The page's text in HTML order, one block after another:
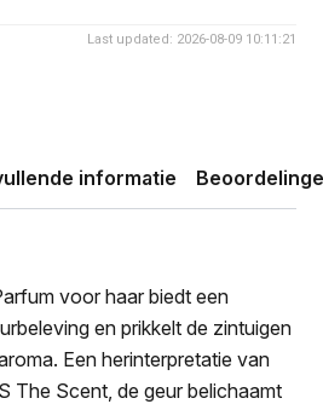
Last updated: 2026-08-09 10:11:21
informatie
voor haar biedt een
en prikkelt de zintuigen
Een herinterpretatie van
The Scent, de geur belichaamt